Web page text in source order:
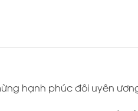
hạnh phúc đôi uyên